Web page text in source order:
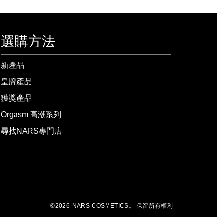
選購方法
新產品
皇牌產品
獲獎產品
Orgasm 高潮系列
尋找NARS專門店
©2026 NARS COSMETICS。 保留所有權利